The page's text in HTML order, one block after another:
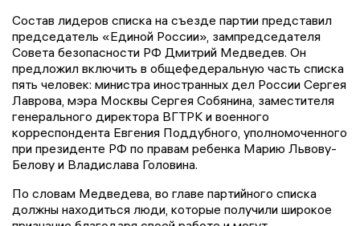
Состав лидеров списка на съезде партии представил
председатель «Единой России», зампредседателя
Совета безопасности РФ Дмитрий Медведев. Он
предложил включить в общефедеральную часть списка
пять человек: министра иностранных дел России Сергея
Лаврова, мэра Москвы Сергея Собянина, заместителя
генерального директора ВГТРК и военного
корреспондента Евгения Поддубного, уполномоченного
при президенте РФ по правам ребенка Марию Львову-
Белову и Владислава Головина.
По словам Медведева, во главе партийного списка
должны находиться люди, которые получили широкое